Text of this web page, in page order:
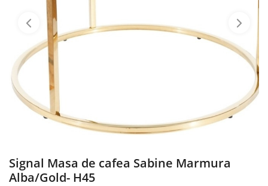
Signal Masa de cafea Sabine Marmura
Alba/Gold- H45